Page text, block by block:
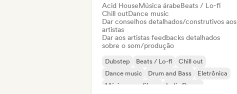
Acid HouseMúsica árabeBeats / Lo-fi
Chill outDance music
Dar conselhos detalhados/construtivos aos
artistas
Dar aos artistas feedbacks detalhados
sobre o som/produção
Dubstep Beats / Lo-fi
Chill out
Dance music
Drum and Bass
Eletrônica
Música para filmes
Indie Dance